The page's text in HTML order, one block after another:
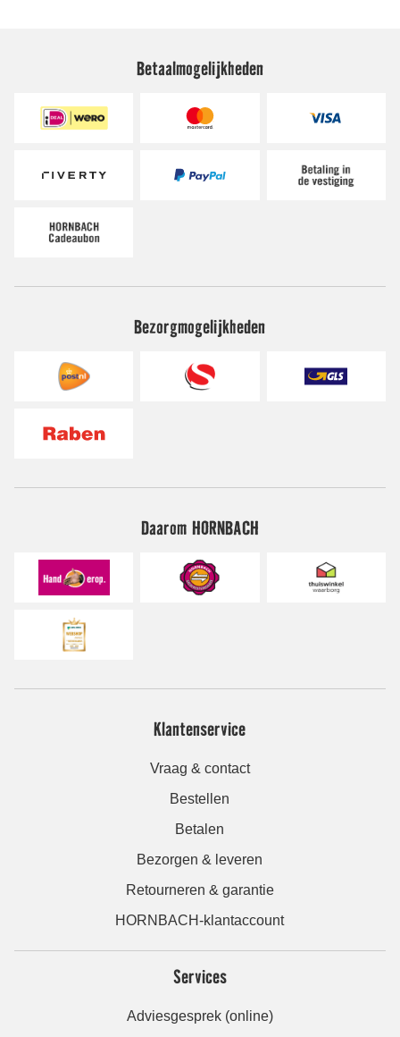
Betaalmogelijkheden
Bezorgmogelijkheden
Daarom HORNBACH
Klantenservice
Vraag & contact
Bestellen
Betalen
Bezorgen & leveren
Retourneren & garantie
HORNBACH-klantaccount
Services
Adviesgesprek (online)